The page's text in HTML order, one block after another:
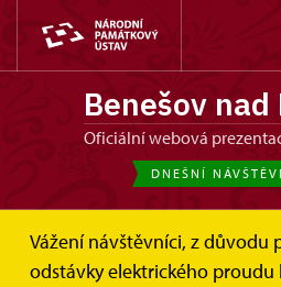
Benešov
oficiální webová
DNEŠNÍ
Vážení návštěvníci, z důvodu
odstávky elektrického proudu
Benešov nad Ploučnicí
Zázemí pro turisty